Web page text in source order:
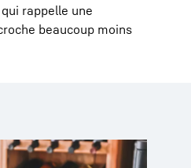
rappelle une
beaucoup moins